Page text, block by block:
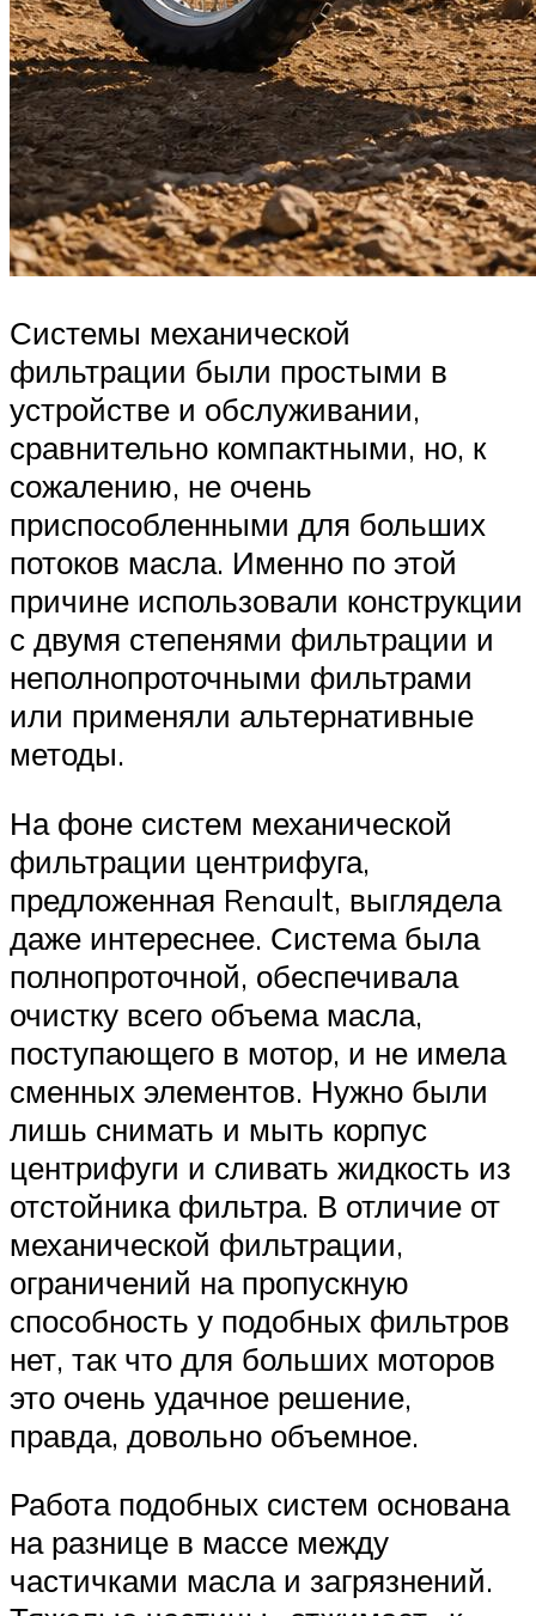
Системы механической
фильтрации были простыми в
устройстве и обслуживании,
сравнительно компактными, но, к
сожалению, не очень
приспособленными для больших
потоков масла. Именно по этой
причине использовали конструкции
с двумя степенями фильтрации и
неполнопроточными фильтрами
или применяли альтернативные
методы.
На фоне систем механической
фильтрации центрифуга,
предложенная Renault, выглядела
даже интереснее. Система была
полнопроточной, обеспечивала
очистку всего объема масла,
поступающего в мотор, и не имела
сменных элементов. Нужно были
лишь снимать и мыть корпус
центрифуги и сливать жидкость из
отстойника фильтра. В отличие от
механической фильтрации,
ограничений на пропускную
способность у подобных фильтров
нет, так что для больших моторов
это очень удачное решение,
правда, довольно объемное.
Работа подобных систем основана
на разнице в массе между
частичками масла и загрязнений.